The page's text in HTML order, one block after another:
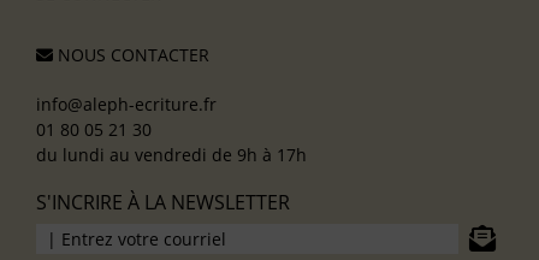
NOUS CONTACTER
info@aleph-ecriture.fr
01 80 05 21 30
du lundi au vendredi de 9h à 17h
S'INCRIRE À LA NEWSLETTER